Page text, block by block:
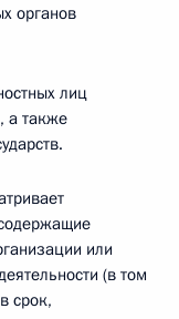
органов
лиц
а также
или
(в том
срок,